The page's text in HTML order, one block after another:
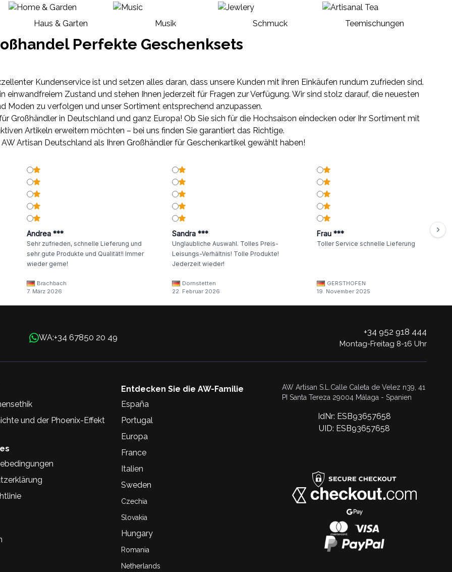
Haus & Garten Musik Schmuck Teemischungen
Perfekte Geschenksets
Kundenservice ist und setzen alles daran, dass unsere Kunden mit ihren Einkäufen rundum zufrieden sind.
einwandfreiem Zustand und stehen Ihnen jederzeit für Fragen zur Verfügung. Wir sind stolz darauf, die neuesten
Moden zu verfolgen und unser Sortiment entsprechend anzupassen.
Großhändler in Deutschland und ganz Europa! Ob Sie sich für die Hochsaison eindecken oder Ihr Sortiment mit
Artikeln erweitern möchten – bei uns finden Sie garantiert das Richtige.
AW Artisan Deutschland als Ihren Großhändler für Geschenkartikel gewählt haben!
Andrea ***
Sehr zufrieden, schnelle Lieferung und
sehr gute Produkte und Qualität!! Immer
wieder gerne!
Brachbach
7. März 2026
Sandra ***
Unglaubliche Auswahl. Tolles Preis-
Leisungs-Verhältnis! Tolle Produkte!
Jederzeit wieder!
Dornstetten
22. Februar 2026
Frau ***
Toller Service schnelle Lieferung
GERSTHOFEN
19. November 2025
WA:+34 67850 20 49
+34 952 918 444
Montag-Freitag 8-16 Uhr
und der Phoenix-Effekt
Entdecken Sie die AW-Familie
España
Portugal
Europa
France
Italien
Sweden
Czechia
Slovakia
Hungary
Romania
Netherlands
AW Artisan S.L.Calle Caleta de Velez n39, 41
PI Santa Tereza 29004 Málaga - Spanien
IdNr: ESB93657658
UID: ESB93657658